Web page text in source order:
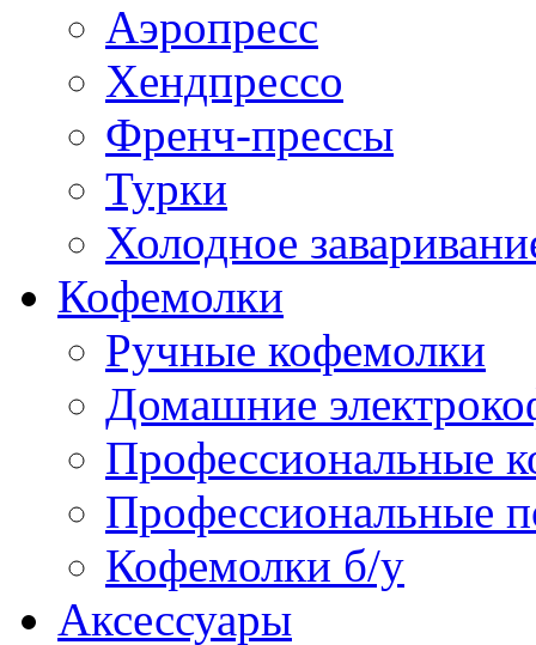
Аэропресс
Хендпрессо
Френч-прессы
Турки
Холодное
Кофемолки
Ручные кофемолки
Домашние
Профессиональные
Профессиональные
Кофемолки б/у
Аксессуары